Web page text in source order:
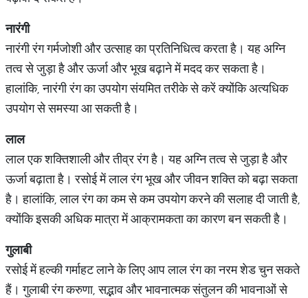
नारंगी
नारंगी रंग गर्मजोशी और उत्साह का प्रतिनिधित्व करता है। यह अग्नि
तत्व से जुड़ा है और ऊर्जा और भूख बढ़ाने में मदद कर सकता है।
हालांकि, नारंगी रंग का उपयोग संयमित तरीके से करें क्योंकि अत्यधिक
उपयोग से समस्या आ सकती है।
लाल
लाल एक शक्तिशाली और तीव्र रंग है। यह अग्नि तत्व से जुड़ा है और
ऊर्जा बढ़ाता है। रसोई में लाल रंग भूख और जीवन शक्ति को बढ़ा सकता
है। हालांकि, लाल रंग का कम से कम उपयोग करने की सलाह दी जाती है,
क्योंकि इसकी अधिक मात्रा में आक्रामकता का कारण बन सकती है।
गुलाबी
रसोई में हल्की गर्माहट लाने के लिए आप लाल रंग का नरम शेड चुन सकते
हैं। गुलाबी रंग करुणा, सद्भाव और भावनात्मक संतुलन की भावनाओं से